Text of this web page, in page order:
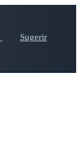
Sugerir